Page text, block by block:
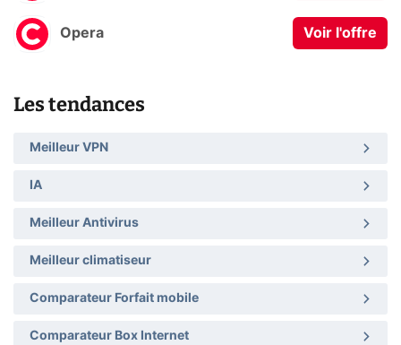
Opera Voir l'offre
Les tendances
Meilleur VPN
IA
Meilleur Antivirus
Meilleur climatiseur
Comparateur Forfait mobile
Comparateur Box Internet